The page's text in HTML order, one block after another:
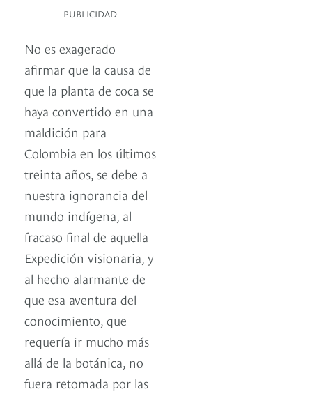
PUBLICIDAD
No es exagerado
afirmar que la causa de
que la planta de coca se
haya convertido en una
maldición para
Colombia en los últimos
treinta años, se debe a
nuestra ignorancia del
mundo indígena, al
fracaso final de aquella
Expedición visionaria, y
al hecho alarmante de
que esa aventura del
conocimiento, que
requería ir mucho más
allá de la botánica, no
fuera retomada por las